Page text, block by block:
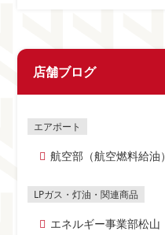
店舗ブログ
航空部（航空燃料給油）
エネルギー事業部松山